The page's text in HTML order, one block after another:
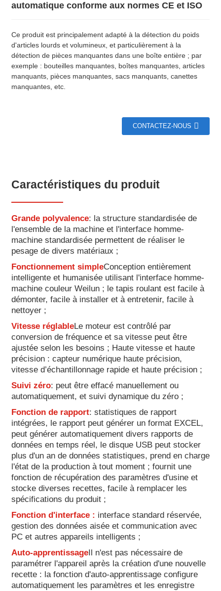
automatique conforme aux normes CE et ISO
Ce produit est principalement adapté à la détection du poids
d'articles lourds et volumineux, et particulièrement à la
détection de pièces manquantes dans une boîte entière ; par
exemple : bouteilles manquantes, boîtes manquantes, articles
manquants, pièces manquantes, sacs manquants, canettes
manquantes, etc.
CONTACTEZ-NOUS
Caractéristiques du produit
Grande polyvalence: la structure standardisée de
l'ensemble de la machine et l'interface homme-
machine standardisée permettent de réaliser le
pesage de divers matériaux ;
Fonctionnement simpleConception entièrement
intelligente et humanisée utilisant l'interface homme-
machine couleur Weilun ; le tapis roulant est facile à
démonter, facile à installer et à entretenir, facile à
nettoyer ;
Vitesse réglableLe moteur est contrôlé par
conversion de fréquence et sa vitesse peut être
ajustée selon les besoins ; Haute vitesse et haute
précision : capteur numérique haute précision,
vitesse d’échantillonnage rapide et haute précision ;
Suivi zéro: peut être effacé manuellement ou
automatiquement, et suivi dynamique du zéro ;
Fonction de rapport: statistiques de rapport
intégrées, le rapport peut générer un format EXCEL,
peut générer automatiquement divers rapports de
données en temps réel, le disque USB peut stocker
plus d'un an de données statistiques, prend en charge
l'état de la production à tout moment ; fournit une
fonction de récupération des paramètres d'usine et
stocke diverses recettes, facile à remplacer les
spécifications du produit ;
Fonction d'interface : interface standard réservée,
gestion des données aisée et communication avec
PC et autres appareils intelligents ;
Auto-apprentissageIl n'est pas nécessaire de
paramétrer l'appareil après la création d'une nouvelle
recette : la fonction d'auto-apprentissage configure
automatiquement les paramètres et les enregistre